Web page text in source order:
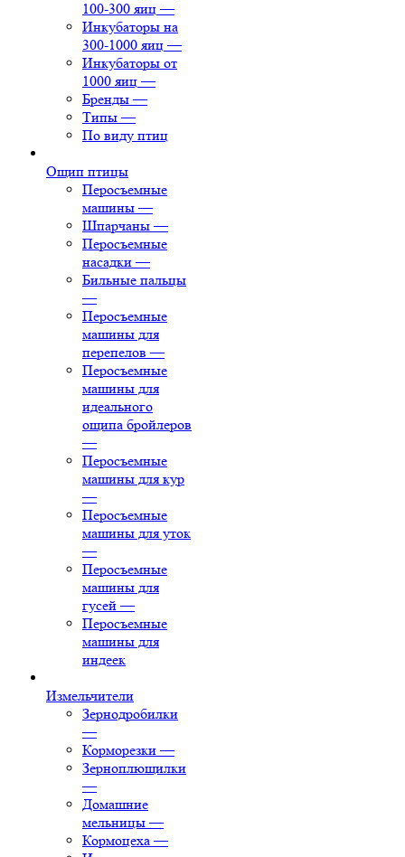
100-300 яиц —
Инкубаторы на
300-1000 яиц —
Инкубаторы от
1000 яиц —
Бренды —
Типы —
По виду птиц
Ощип птицы
Перосъемные
машины —
Шпарчаны —
Перосъемные
насадки —
Бильные пальцы
—
Перосъемные
машины для
перепелов —
Перосъемные
машины для
идеального
ощипа бройлеров
—
Перосъемные
машины для кур
—
Перосъемные
машины для уток
—
Перосъемные
машины для
гусей —
Перосъемные
машины для
индеек
Измельчители
Зернодробилки
—
Корморезки —
Зерноплющилки
—
Домашние
мельницы —
Кормоцеха —